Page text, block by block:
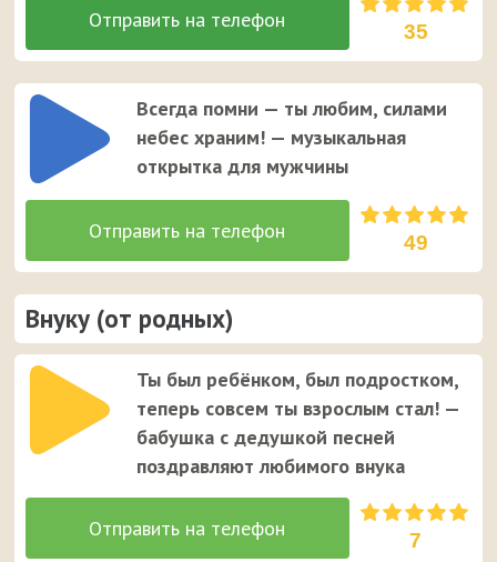
35
Всегда помни — ты любим, силами
небес храним! — музыкальная
открытка для мужчины
49
Внуку (от родных)
Ты был ребёнком, был подростком,
теперь совсем ты взрослым стал! —
бабушка с дедушкой песней
поздравляют любимого внука
7